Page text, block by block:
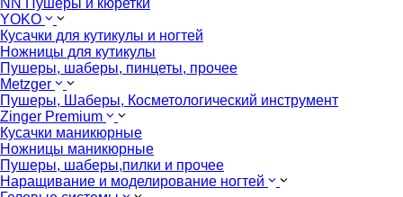
NN Пушеры и кюретки
YOKO
Кусачки для кутикулы и ногтей
Ножницы для кутикулы
Пушеры, шаберы, пинцеты, прочее
Metzger
Пушеры, Шаберы, Косметологический инструмент
Zinger Premium
Кусачки маникюрные
Ножницы маникюрные
Пушеры, шаберы,пилки и прочее
Наращивание и моделирование ногтей